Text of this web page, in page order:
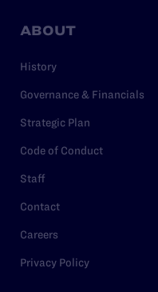
ABOUT
History
Governance & Financials
Strategic Plan
Code of Conduct
Staff
Contact
Careers
Privacy Policy